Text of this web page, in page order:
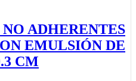
ADHERENTES
EMULSIÓN DE
CM